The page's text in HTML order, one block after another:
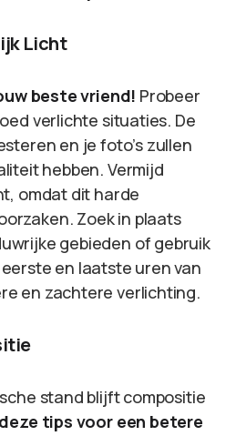
Licht
beste vriend! Probeer
verlichte situaties. De
en je foto’s zullen
hebben. Vermijd
omdat dit harde
Zoek in plaats
gebieden of gebruik
en laatste uren van
en zachtere verlichting.
stand blijft compositie
tips voor een betere